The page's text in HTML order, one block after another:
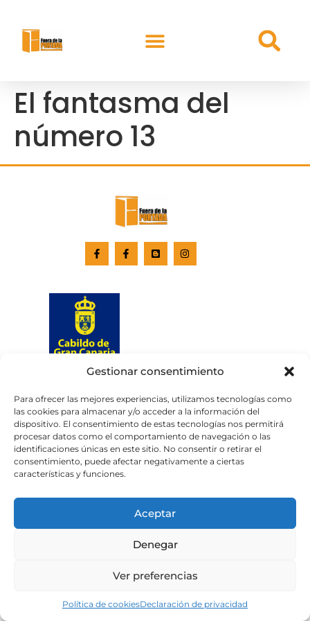
Gestionar consentimiento
Para ofrecer las mejores experiencias, utilizamos tecnologías como
las cookies para almacenar y/o acceder a la información del
dispositivo. El consentimiento de estas tecnologías nos permitirá
procesar datos como el comportamiento de navegación o las
identificaciones únicas en este sitio. No consentir o retirar el
consentimiento, puede afectar negativamente a ciertas
características y funciones.
Aceptar
Denegar
Ver preferencias
Política de cookiesDeclaración de privacidad
El fantasma del
número 13
Aviso legalPolítica de privacidad
Política de cookies
Portal de transparencia